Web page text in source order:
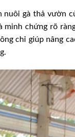
nuôi gà thả vườn
minh chứng rõ
chỉ giúp nâng